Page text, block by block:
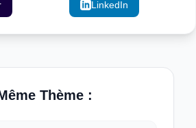
LinkedIn
Thème :